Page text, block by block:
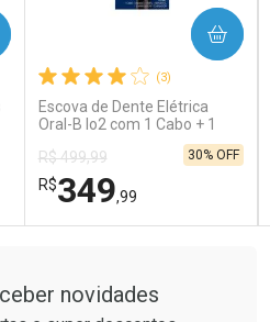
Comprar sem Desconto
Por R$ 121,90/cada
Comprar sem Desconto
Por R$ 121,90/cada
(3)
Escova de Dente Elétrica
Oral-B Io2 com 1 Cabo + 1
R$ 499,99
R$349,99
30% OFF
COMPRAR
Laboratório
Por Menos
novidades